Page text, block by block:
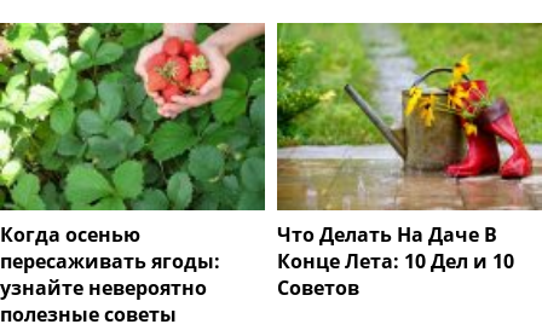
Когда осенью
пересаживать ягоды:
узнайте невероятно
полезные советы
Что Делать На Даче В
Конце Лета: 10 Дел и 10
Советов